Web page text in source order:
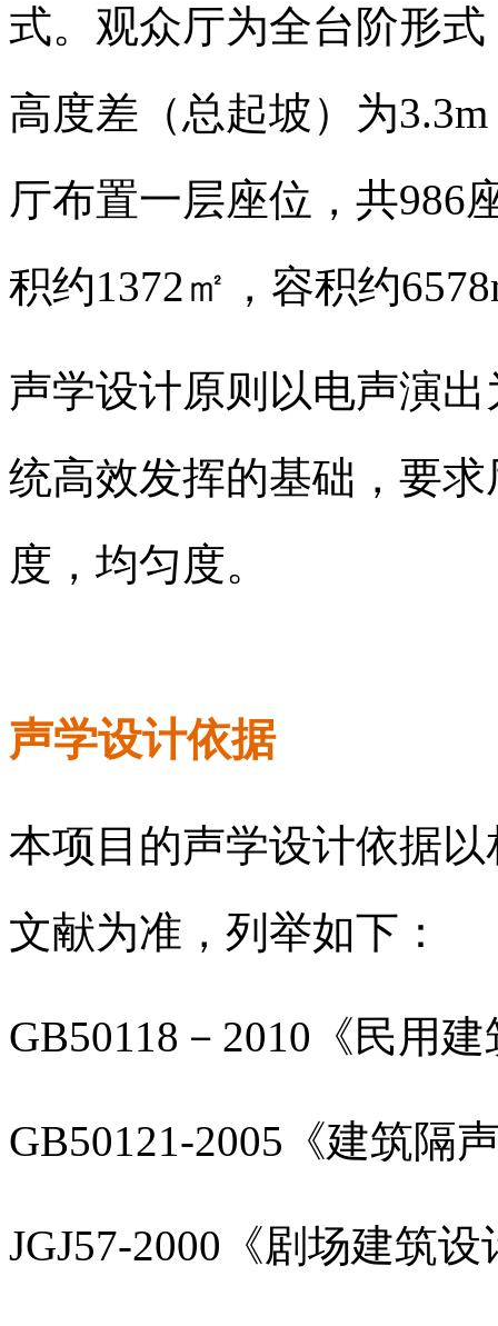
式。观众厅为全台阶形式
高度差（总起坡）为3.3m
厅布置一层座位，共986
积约1372㎡，容积约
声学设计原则以电声演
统高效发挥的基础，要
度，均匀度。
声学设计依据
本项目的声学设计依据
文献为准，列举如下：
GB50118 － 2010 《民用
GB50121-2005 《建筑隔
JGJ57-2000 《剧场建筑